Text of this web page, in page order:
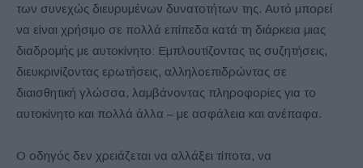
των συνεχώς διευρυμένων δυνατοτήτων της. Αυτό μπορεί
να είναι χρήσιμο σε πολλά επίπεδα κατά τη διάρκεια μιας
διαδρομής με αυτοκίνητο: Εμπλουτίζοντας τις συζητήσεις,
διευκρινίζοντας ερωτήσεις, αλληλοεπιδρώντας σε
διαισθητική γλώσσα, λαμβάνοντας πληροφορίες για το
αυτοκίνητο και πολλά άλλα – με ασφάλεια και ανέπαφα.
Ο οδηγός δεν χρειάζεται να αλλάξει τίποτα, να